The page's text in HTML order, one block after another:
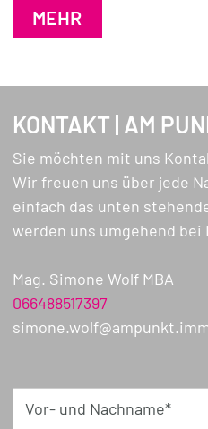
MEHR
KONTAKT | AM
Sie möchten mit uns
Wir freuen uns über jede
einfach das unten
werden uns umgehend bei
Mag. Simone Wolf MBA
066488517397
Vor- und Nachname*